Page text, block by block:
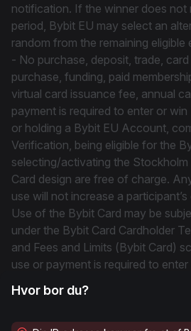
notification. If the winner does not
period, Bybit EU may select an
random from the remaining eligible
- No purchase, deposit, trade,
purchase, funding, paid
virtual card issuance fee, annual
payment is required to enter or
or holding a Bybit EU Account,
Verification, being eligible for the
selecting/activating the Stockholm
Card design are free of charge.
use will not increase a
Use of the Bybit Card may be
under the Bybit Card Cardholder
and Fees and Limits (Bybit Card)
use or payment is required to
cannot be redeemed for cash,
Hvor bor du?